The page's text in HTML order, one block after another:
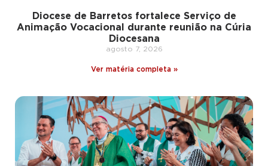
Diocese de Barretos fortalece Serviço de
Animação Vocacional durante reunião na Cúria
Diocesana
agosto 7, 2026
Ver matéria completa »